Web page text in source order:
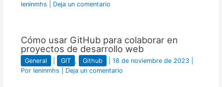
leninmhs
Deja un comentario
Cómo usar GitHub para colaborar en
proyectos de desarrollo web
General GIT , Github 18 de noviembre de 2023
Por leninmhs Deja un comentario